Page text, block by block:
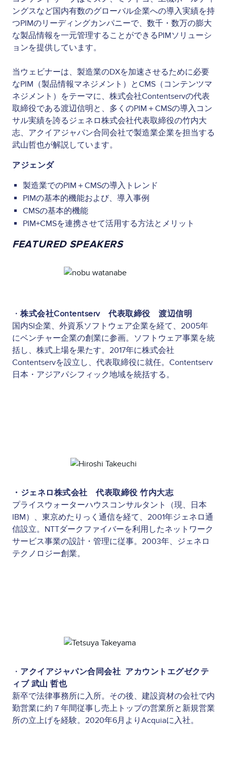
ングスなど国内有数のグローバル企業への導入実績を持
つPIMのリーディングカンパニーで、数千・数万の膨大
な製品情報を一元管理することができるPIMソリューシ
ョンを提供しています。
当ウェビナーは、製造業のDXを加速させるために必要
なPIM（製品情報マネジメント）とCMS（コンテンツマ
ネジメント）をテーマに、株式会社Contentservの代表
取締役である渡辺信明と、多くのPIM＋CMSの導入コン
サル実績を誇るジェネロ株式会社代表取締役の竹内大
志、アクイアジャパン合同会社で製造業企業を担当する
武山哲也が解説しています。
アジェンダ
製造業でのPIM＋CMSの導入トレンド
PIMの基本的機能および、導入事例
CMSの基本的機能
PIM+CMSを連携させて活用する方法とメリット
FEATURED SPEAKERS
Image
・ 株式会社Contentserv 代表取締役 渡辺信明
国内SI企業、外資系ソフトウェア企業を経て、2005年
にベンチャー企業の創業に参画。ソフトウェア事業を統
括し、株式上場を果たす。2017年に株式会社
Contentservを設立し、代表取締役に就任。Contentserv
日本・アジアパシフィック地域を統括する。
Image
・ジェネロ株式会社 代表取締役 竹内大志
プライスウォーターハウスコンサルタント（現、日本
IBM）、東京めたりっく通信を経て、2001年ジェネロ通
信設立。NTTダークファイバーを利用したネットワーク
サービス事業の設計・管理に従事。2003年、ジェネロ
テクノロジー創業。
Image
・ アクイアジャパン合同会社 アカウントエグゼクテ
ィブ 武山 哲也
新卒で法律事務所に入所。その後、建設資材の会社で内
勤営業に約７年間従事し売上トップの営業所と新規営業
所の立上げを経験。2020年6月よりAcquiaに入社。